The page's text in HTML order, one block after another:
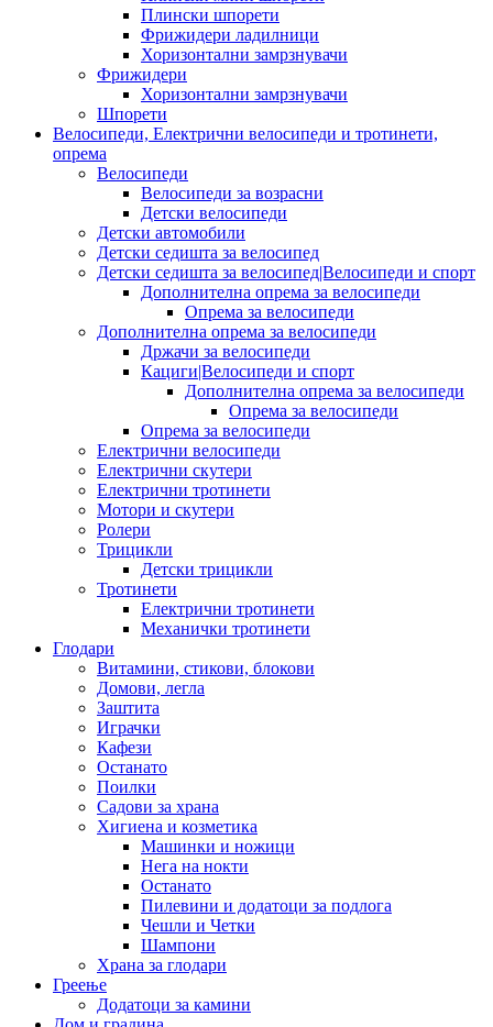
Плински шпорети
Фрижидери ладилници
Хоризонтални замрзнувачи
Фрижидери
Хоризонтални замрзнувачи
Шпорети
Велосипеди, Електрични велосипеди и тротинети,
опрема
Велосипеди
Велосипеди за возрасни
Детски велосипеди
Детски автомобили
Детски седишта за велосипед
Детски седишта за велосипед|Велосипеди и спорт
Дополнителна опрема за велосипеди
Опрема за велосипеди
Дополнителна опрема за велосипеди
Држачи за велосипеди
Кациги|Велосипеди и спорт
Дополнителна опрема за велосипеди
Опрема за велосипеди
Опрема за велосипеди
Електрични велосипеди
Електрични скутери
Електрични тротинети
Мотори и скутери
Ролери
Трицикли
Детски трицикли
Тротинети
Електрични тротинети
Механички тротинети
Глодари
Витамини, стикови, блокови
Домови, легла
Заштита
Играчки
Кафези
Останато
Поилки
Садови за храна
Хигиена и козметика
Машинки и ножици
Нега на нокти
Останато
Пилевини и додатоци за подлога
Чешли и Четки
Шампони
Храна за глодари
Греење
Додатоци за камини